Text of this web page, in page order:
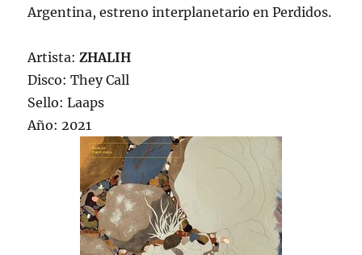
Argentina, estreno interplanetario en Perdidos.
Artista:ZHALIH
Disco: They Call
Sello: Laaps
Año: 2021